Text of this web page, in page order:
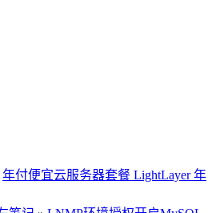
年付便宜云服务器套餐 LightLayer 年